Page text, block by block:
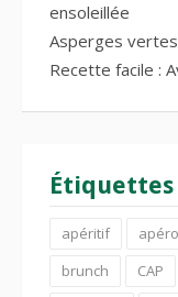
ensoleillée
Asperges
Recette facile :
Étiquettes
apéritif apéro
brunch
CAP